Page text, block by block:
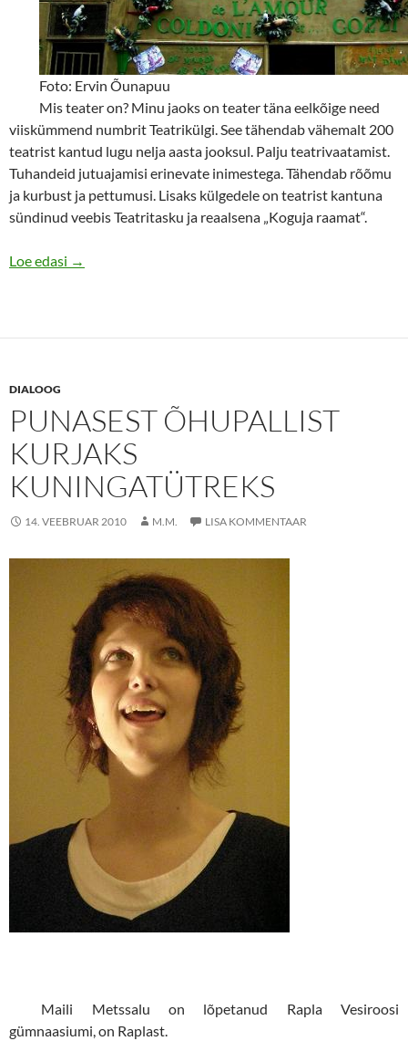
Foto: Ervin Õunapuu
Mis teater on? Minu jaoks on teater täna eelkõige need
viiskümmend numbrit Teatrikülgi. See tähendab vähemalt 200
teatrist kantud lugu nelja aasta jooksul. Palju teatrivaatamist.
Tuhandeid jutuajamisi erinevate inimestega. Tähendab rõõmu
ja kurbust ja pettumusi. Lisaks külgedele on teatrist kantuna
sündinud veebis Teatritasku ja reaalsena „Koguja raamat“.
Loe edasi Viiskümmend numbrit Teatrikülgi, ehk lumehelbeke,
→
DIALOOG
PUNASEST ÕHUPALLIST
KURJAKS
KUNINGATÜTREKS
14. VEEBRUAR 2010 M.M. LISA KOMMENTAAR
Maili Metssalu on lõpetanud Rapla Vesiroosi
gümnaasiumi, on Raplast.